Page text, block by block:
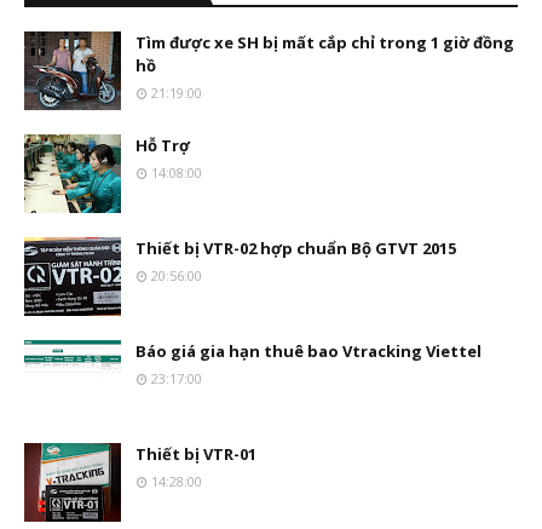
Tìm được xe SH bị mất cắp chỉ trong 1 giờ đồng
hồ
21:19:00
Hỗ Trợ
14:08:00
Thiết bị VTR-02 hợp chuẩn Bộ GTVT 2015
20:56:00
Báo giá gia hạn thuê bao Vtracking Viettel
23:17:00
Thiết bị VTR-01
14:28:00